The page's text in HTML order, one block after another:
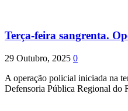
Terça-feira sangrenta.
29 Outubro, 2025 0
A operação policial iniciada na
Defensoria Pública Regional do